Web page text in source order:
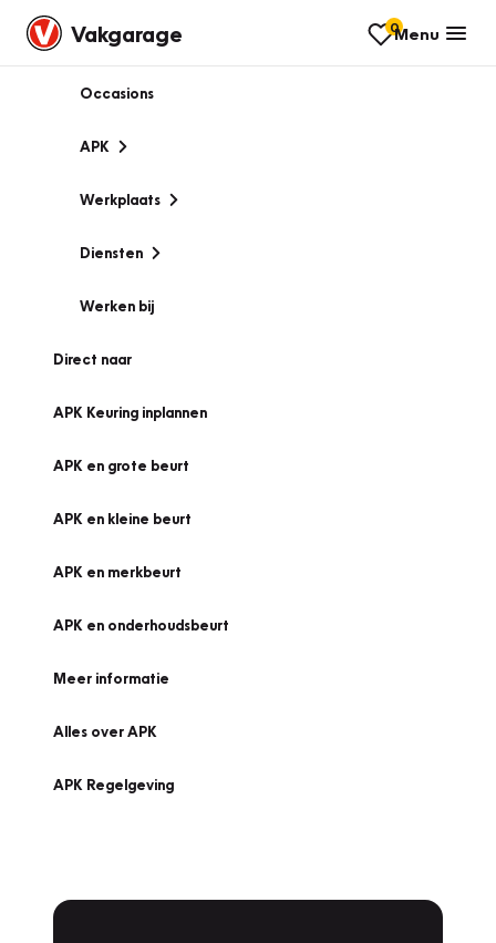
Vakgarage 0Menu
Occasions
APK
Werkplaats
Diensten
Werken bij
Direct naar
APK Keuring inplannen
APK en grote beurt
APK en kleine beurt
APK en merkbeurt
APK en onderhoudsbeurt
Meer informatie
Alles over APK
APK Regelgeving